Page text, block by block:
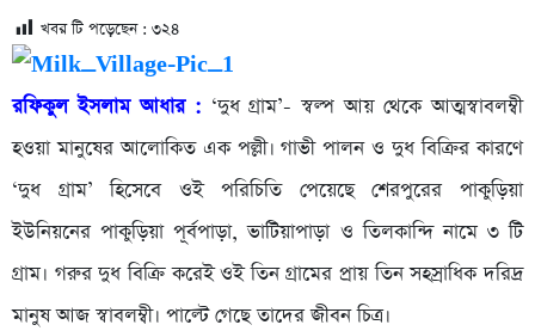
খবর টি পড়েছেন : ৩২৪
রফিকুল ইসলাম আধার : ‘দুধ গ্রাম’- স্বল্প আয় থেকে আত্মস্বাবলম্বী
হওয়া মানুষের আলোকিত এক পল্লী। গাভী পালন ও দুধ বিক্রির কারণে
‘দুধ গ্রাম’ হিসেবে ওই পরিচিতি পেয়েছে শেরপুরের পাকুড়িয়া
ইউনিয়নের পাকুড়িয়া পূর্বপাড়া, ভাটিয়াপাড়া ও তিলকান্দি নামে ৩ টি
গ্রাম। গরুর দুধ বিক্রি করেই ওই তিন গ্রামের প্রায় তিন সহস্রাধিক দরিদ্র
মানুষ আজ স্বাবলম্বী। পাল্টে গেছে তাদের জীবন চিত্র।